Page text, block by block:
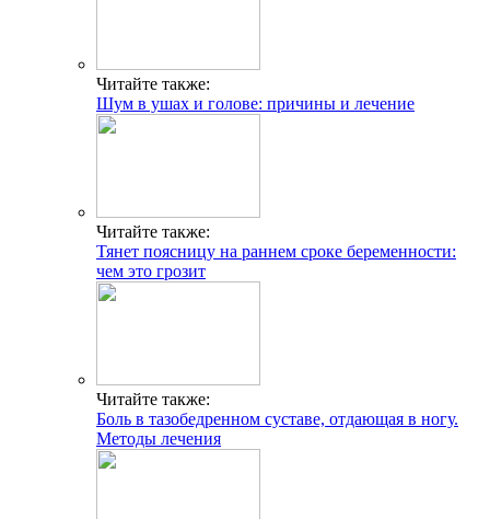
Читайте также:
Шум в ушах и голове: причины и лечение
Читайте также:
Тянет поясницу на раннем сроке беременности:
чем это грозит
Читайте также:
Боль в тазобедренном суставе, отдающая в ногу.
Методы лечения